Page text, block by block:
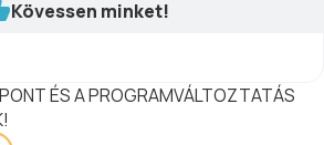
Kövessen minket!
ÉS A PROGRAMVÁLTOZTATÁS